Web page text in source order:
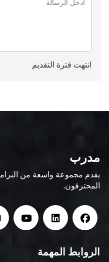
مدرب
يقدم مجموعة واسعة من
المحترفون.
الروابط المهمة